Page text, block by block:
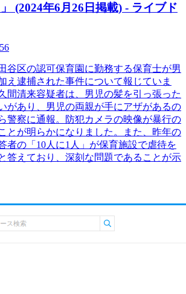
(2024年6月26日掲載) - ライブド
谷区の認可保育園に勤務する保育士が男
え逮捕された事件について報じていま
間清来容疑者は、男児の髪を引っ張った
があり、男児の両親が手にアザがあるの
警察に通報。防犯カメラの映像が暴行の
とが明らかになりました。また、昨年の
者の「10人に1人」が保育施設で虐待を
答えており、深刻な問題であることが示